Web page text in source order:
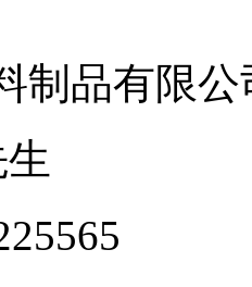
制品有限公